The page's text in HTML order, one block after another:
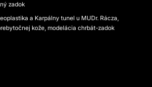
zadok
a Karpálny tunel u MUDr. Rácza,
kože, modelácia chrbát-zadok